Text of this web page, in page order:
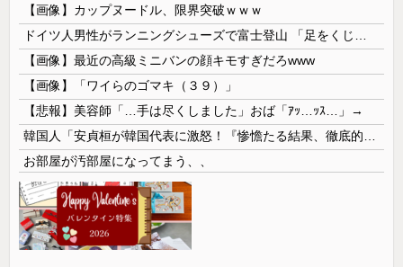
【画像】カップヌードル、限界突破ｗｗｗ
【画像】最近の高級ミニバンの顔キモすぎだろwww
【画像】「ワイらのゴマキ（３９）」
【悲報】美容師「…手は尽くしました」おば「ｱｯ…ｯｽ…」→
お部屋が汚部屋になってまう、、